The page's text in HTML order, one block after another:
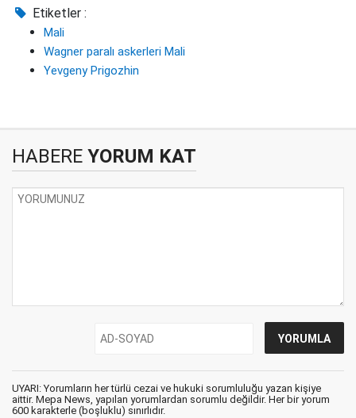
Etiketler :
Mali
Wagner paralı askerleri Mali
Yevgeny Prigozhin
HABERE YORUM KAT
UYARI: Yorumların her türlü cezai ve hukuki sorumluluğu yazan kişiye
aittir. Mepa News, yapılan yorumlardan sorumlu değildir. Her bir yorum
600 karakterle (boşluklu) sınırlıdır.